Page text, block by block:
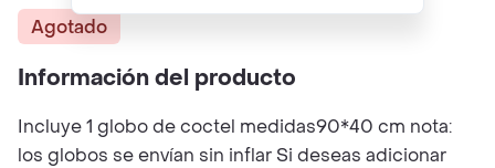
Agotado
Información del producto
Incluye 1 globo de coctel medidas90*40 cm nota:
los globos se envían sin inflar Si deseas adicionar